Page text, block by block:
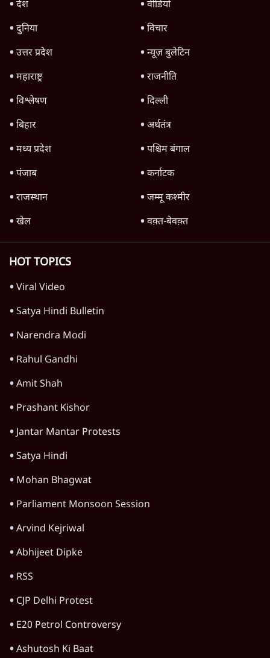
देश
वीडियो
दुनिया
विचार
उत्तर प्रदेश
न्यूज़ बुलेटिन
महाराष्ट्र
राजनीति
विश्लेषण
दिल्ली
बिहार
अर्थतंत्र
मध्य प्रदेश
पश्चिम बंगाल
पंजाब
कर्नाटक
राजस्थान
जम्मू कश्मीर
खेल
वक़्त-बेवक़्त
HOT TOPICS
Viral Video
Satya Hindi Bulletin
Narendra Modi
Rahul Gandhi
Amit Shah
Prashant Kishor
Jantar Mantar Protests
Satya Hindi
Mohan Bhagwat
Parliament Monsoon Session
Arvind Kejriwal
Abhijeet Dipke
RSS
CJP Delhi Protest
E20 Petrol Controversy
Ashutosh Ki Baat